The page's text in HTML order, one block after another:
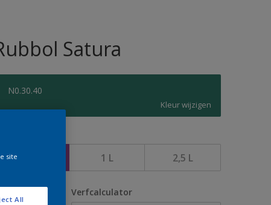
Satura
N0.30.40
Kleur wijzigen
500 ML 1 L 2,5 L
Verfcalculator
site
All